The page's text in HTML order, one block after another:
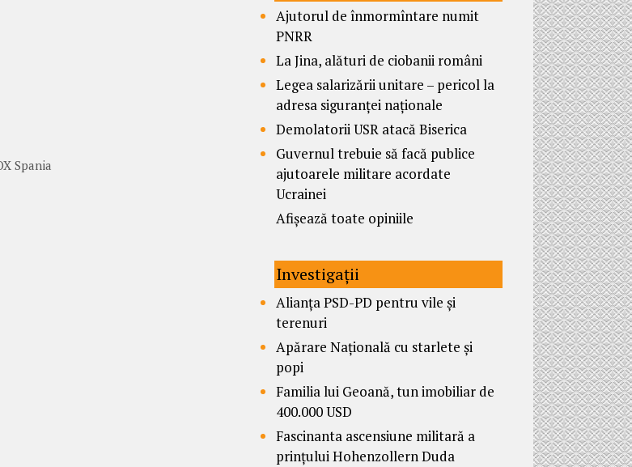
Spania
Ajutorul de înmormîntare numit
PNRR
La Jina, alături de ciobanii români
Legea salarizării unitare – pericol la
adresa siguranței naționale
Demolatorii USR atacă Biserica
Guvernul trebuie să facă publice
ajutoarele militare acordate
Ucrainei
Afișează toate opiniile
Investigații
Alianța PSD-PD pentru vile și
terenuri
Apărare Națională cu starlete și
popi
Familia lui Geoană, tun imobiliar de
400.000 USD
Fascinanta ascensiune militară a
prințului Hohenzollern Duda